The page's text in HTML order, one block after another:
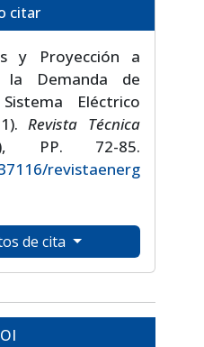
citar
y Proyección a
Demanda de
Eléctrico
Revista Técnica
PP. 72-85.
revistaenerg
de cita